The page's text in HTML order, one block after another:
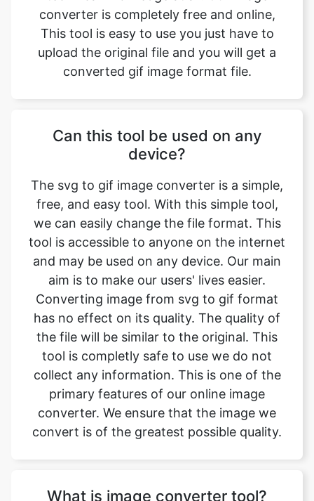
converted gif image format file.
Can this tool be used on any
free, and easy tool. With this simple tool,
we can easily change the file format. This
tool is accessible to anyone on the internet
and may be used on any device. Our main
aim is to make our users' lives easier.
Converting image from svg to gif format
has no effect on its quality. The quality of
the file will be similar to the original. This
tool is completly safe to use we do not
collect any information. This is one of the
primary features of our online image
converter. We ensure that the image we
convert is of the greatest possible quality.
What is image converter tool?